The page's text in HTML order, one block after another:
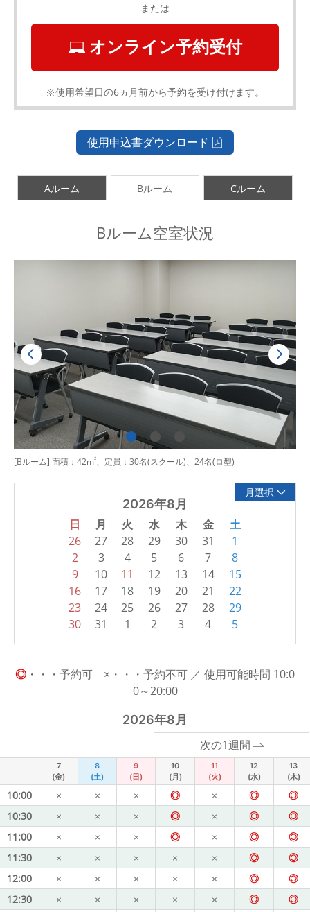
または
オンライン予約受付
※使用希望日の6ヵ月前から予約を受け付けます。
使用申込書ダウンロード
Aルーム Bルーム Cルーム
Bルーム空室状況
[Bルーム] 面積：42m2、定員：30名(スクール)、24名(ロ型)
月選択
2026年8月
日 月 火 水 木 金 土
26 27 28 29 30 31
1
2
3 4 5 6 7
8
9
10 11 12 13 14
15
16
17 18 19 20 21
22
23
24 25 26 27 28
29
30
31 1 2 3 4 5
◎ ・・・予約可 ×・・・予約不可 ／ 使用可能時間 10:0
0～20:00
2026年8月
次の1週間
7
(金)
8
(土)
9
(日)
10
(月)
11
(火)
12
(水)
13
(木)
10:00 × × × ◎ × ◎
◎
10:30
× × × ◎ × ◎
◎
11:00
× × × ◎ × ◎
◎
11:30
× × × × × ◎
◎
12:00
× × × × × ◎
◎
12:30
× × × × × ◎
◎